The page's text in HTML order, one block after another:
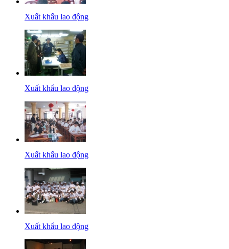
Xuất khẩu lao động
Xuất khẩu lao động
Xuất khẩu lao động
Xuất khẩu lao động